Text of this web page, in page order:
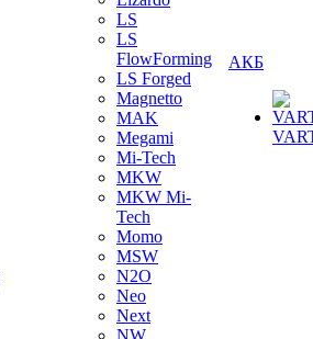
LS
LS
FlowForming
LS Forged
Magnetto
MAK
Megami
Mi-Tech
MKW
MKW Mi-
Tech
Momo
MSW
N2O
Neo
Next
NW
АКБ